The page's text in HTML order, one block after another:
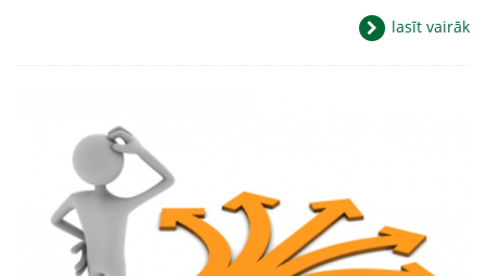
lasīt vairāk